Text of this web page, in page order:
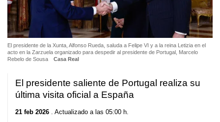
El presidente de la Xunta, Alfonso Rueda, saluda a Felipe VI y a la reina Letizia en el
acto en la Zarzuela organizado para despedir al presidente de Portugal, Marcelo
Rebelo de Sousa
Casa Real
El presidente saliente de Portugal realiza su
última visita oficial a España
21 feb 2026 . Actualizado a las 05:00 h.